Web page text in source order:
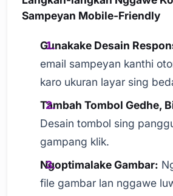
Sampeyan Mobile-Friendly
Gunakake Desain
email sampeyan kanthi
karo ukuran layar sing
Tambah Tombol Gedhe,
Desain tombol sing
gampang klik.
Ngoptimalake Gambar:
file gambar lan nggawe